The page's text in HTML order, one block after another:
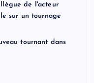
de l'acteur
sur un tournage
tournant dans